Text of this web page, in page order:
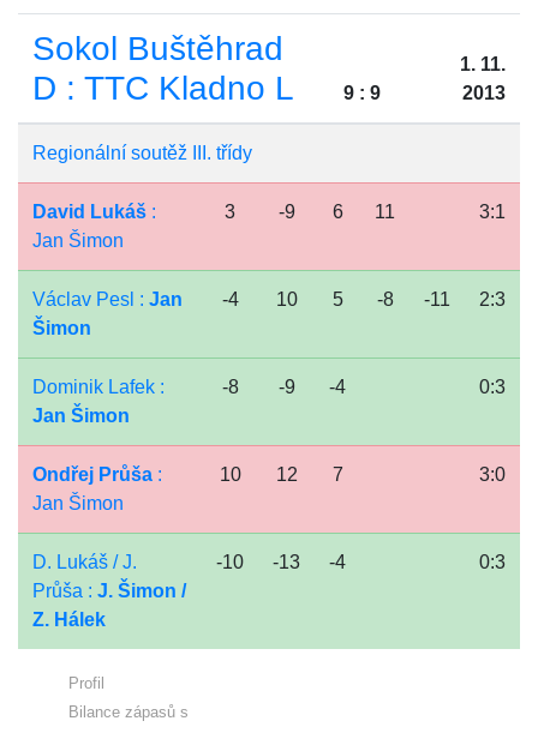
Sokol Buštěhrad
D : TTC Kladno L
9 : 9
1. 11.
2013
Regionální soutěž III. třídy
David Lukáš :
Jan Šimon
3 -9 6 11 3:1
Václav Pesl : Jan
Šimon
-4 10 5 -8 -11 2:3
Dominik Lafek :
Jan Šimon
-8 -9 -4 0:3
Ondřej Průša :
Jan Šimon
10 12 7 3:0
D. Lukáš / J.
Průša : J. Šimon /
Z. Hálek
-10 -13 -4 0:3
Profil
Bilance zápasů s